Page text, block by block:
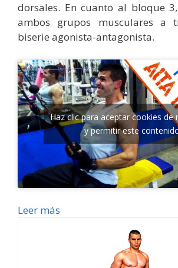
dorsales. En cuanto al bloque
ambos grupos musculares a
biserie agonista-antagonista.
Haz clic para aceptar cookies de
y permitir este
Leer más